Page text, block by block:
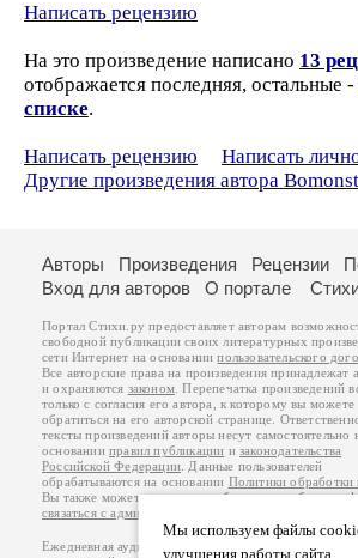
Написать рецензию
На это произведение написано 13
отображается последняя, остальные -
списке.
Написать рецензию
Написать
Другие произведения автора
Мы используем файлы
улучшения работы сайта.
Авторы Произведения Рецензии
Вход для авторов
О портале
Портал Стихи.ру предоставляет авторам
свободной публикации своих литературных
сети Интернет на основаниипользовательского
Все авторские права на произведения принадлежат
и охраняются законом . Перепечатка произведений
только с согласия его автора, к которому вы можете
обратиться на его авторской странице.
тексты произведений авторы несут самостоятельно
основанииправил публикации изаконодательства
Российской Федерации . Данные пользователей
обрабатываются на основании Политики обработки
Вы также можете посмотреть более подробную
связаться с администрацией
Ежедневная аудитория портала Стихи.ру – порядка